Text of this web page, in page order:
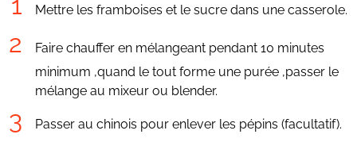
Mettre les framboises et le sucre dans une casserole.
Faire chauffer en mélangeant pendant 10 minutes
minimum ,quand le tout forme une purée ,passer le
mélange au mixeur ou blender.
Passer au chinois pour enlever les pépins (facultatif).